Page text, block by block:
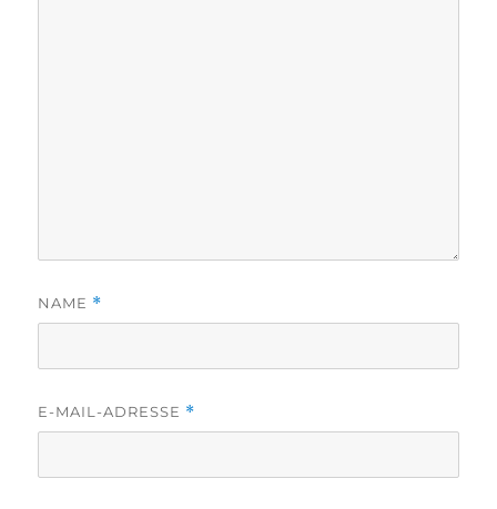
NAME *
E-MAIL-ADRESSE *